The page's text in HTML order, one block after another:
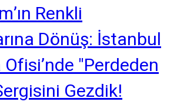
Renkli
Dönüş: İstanbul
"Perdeden
Gezdik!